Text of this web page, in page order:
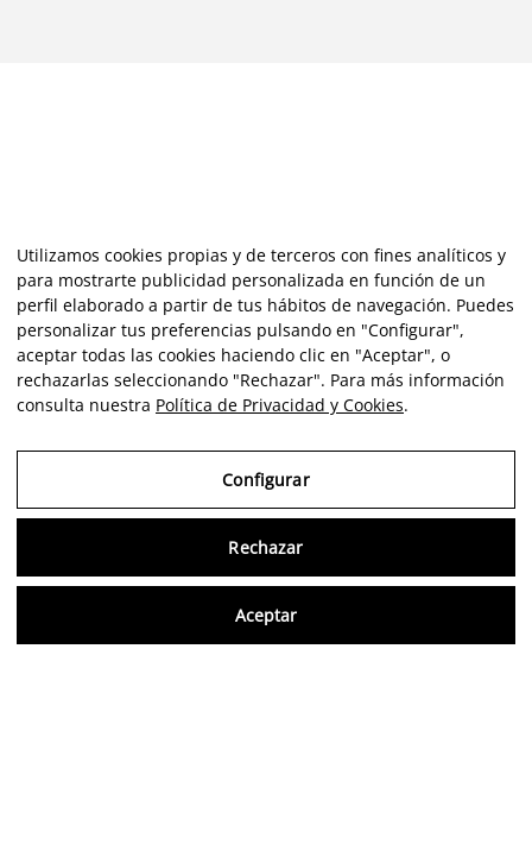
Utilizamos cookies propias y de terceros con fines analíticos y
para mostrarte publicidad personalizada en función de un
perfil elaborado a partir de tus hábitos de navegación. Puedes
personalizar tus preferencias pulsando en "Configurar",
aceptar todas las cookies haciendo clic en "Aceptar", o
rechazarlas seleccionando "Rechazar". Para más información
consulta nuestra Política de Privacidad y Cookies.
Configurar
Rechazar
Aceptar